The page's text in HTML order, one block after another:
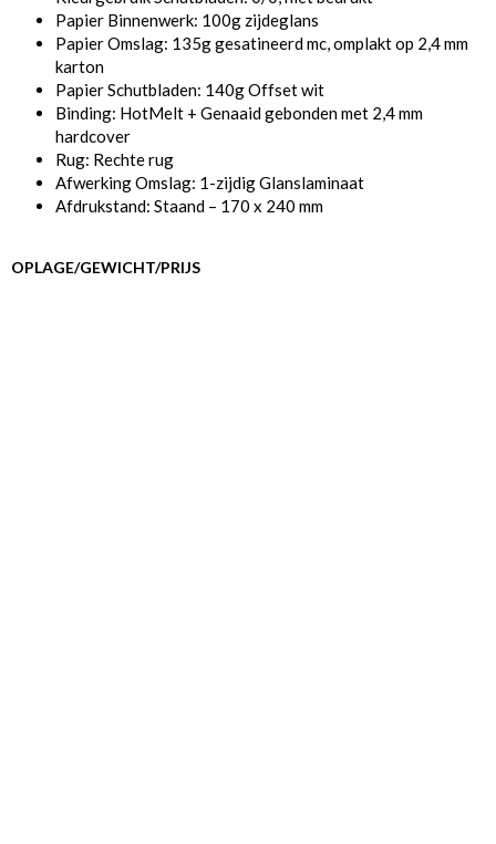
Papier Binnenwerk: 100g zijdeglans
Papier Omslag: 135g gesatineerd mc, omplakt op 2,4 mm
karton
Papier Schutbladen: 140g Offset wit
Binding: HotMelt + Genaaid gebonden met 2,4 mm
hardcover
Rug: Rechte rug
Afwerking Omslag: 1-zijdig Glanslaminaat
Afdrukstand: Staand – 170 x 240 mm
OPLAGE/GEWICHT/PRIJS